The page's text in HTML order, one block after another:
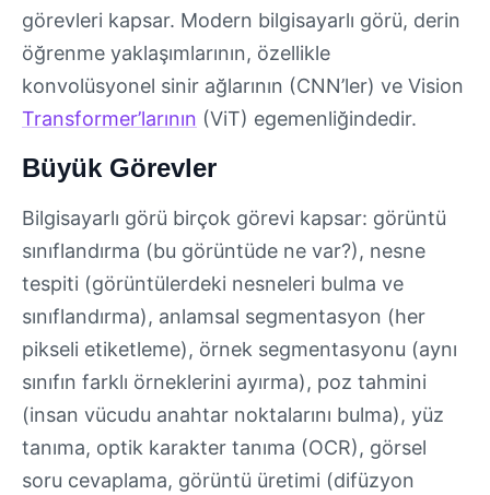
görevleri kapsar. Modern bilgisayarlı görü, derin
öğrenme yaklaşımlarının, özellikle
konvolüsyonel sinir ağlarının (CNN’ler) ve Vision
Transformer’larının (ViT) egemenliğindedir.
Büyük Görevler
Bilgisayarlı görü birçok görevi kapsar: görüntü
sınıflandırma (bu görüntüde ne var?), nesne
tespiti (görüntülerdeki nesneleri bulma ve
sınıflandırma), anlamsal segmentasyon (her
pikseli etiketleme), örnek segmentasyonu (aynı
sınıfın farklı örneklerini ayırma), poz tahmini
(insan vücudu anahtar noktalarını bulma), yüz
tanıma, optik karakter tanıma (OCR), görsel
soru cevaplama, görüntü üretimi (difüzyon